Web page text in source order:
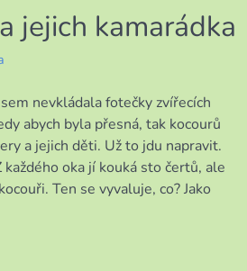
se
jejich kamarádka
nevkládala fotečky zvířecích
abych byla přesná, tak kocourů
a jejich děti. Už to jdu napravit.
oka jí kouká sto čertů, ale
Ten se vyvaluje, co? Jako